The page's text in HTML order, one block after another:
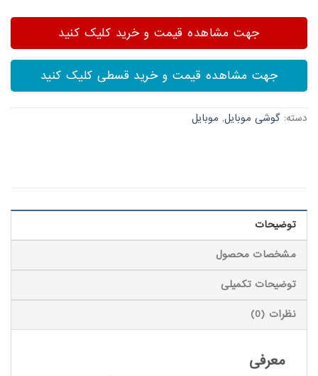
جهت مشاهده قیمت و خرید کلیک کنید
جهت مشاهده قیمت و خرید قسطی کلیک کنید
دسته: گوشی موبایل, موبایل
توضیحات
مشخصات محصول
توضیحات تکمیلی
نظرات (0)
معرفی